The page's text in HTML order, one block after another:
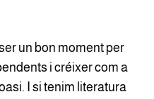
un bon moment per
i créixer com a
I si tenim literatura